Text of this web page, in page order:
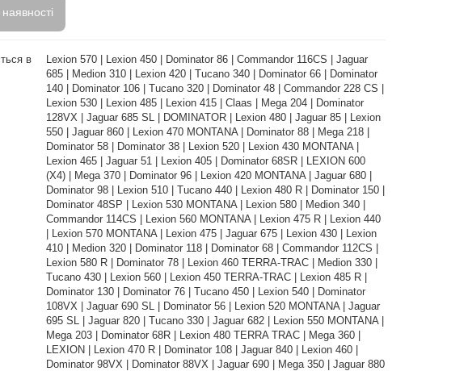
в
Lexion 570 | Lexion 450 | Dominator 86 | Commandor 116CS | Jaguar
685 | Medion 310 | Lexion 420 | Tucano 340 | Dominator 66 | Dominator
140 | Dominator 106 | Tucano 320 | Dominator 48 | Commandor 228 CS |
Lexion 530 | Lexion 485 | Lexion 415 | Claas | Mega 204 | Dominator
128VX | Jaguar 685 SL | DOMINATOR | Lexion 480 | Jaguar 85 | Lexion
550 | Jaguar 860 | Lexion 470 MONTANA | Dominator 88 | Mega 218 |
Dominator 58 | Dominator 38 | Lexion 520 | Lexion 430 MONTANA |
Lexion 465 | Jaguar 51 | Lexion 405 | Dominator 68SR | LEXION 600
(X4) | Mega 370 | Dominator 96 | Lexion 420 MONTANA | Jaguar 680 |
Dominator 98 | Lexion 510 | Tucano 440 | Lexion 480 R | Dominator 150 |
Dominator 48SP | Lexion 530 MONTANA | Lexion 580 | Medion 340 |
Commandor 114CS | Lexion 560 MONTANA | Lexion 475 R | Lexion 440
| Lexion 570 MONTANA | Lexion 475 | Jaguar 675 | Lexion 430 | Lexion
410 | Medion 320 | Dominator 118 | Dominator 68 | Commandor 112CS |
Lexion 580 R | Dominator 78 | Lexion 460 TERRA-TRAC | Medion 330 |
Tucano 430 | Lexion 560 | Lexion 450 TERRA-TRAC | Lexion 485 R |
Dominator 130 | Dominator 76 | Tucano 450 | Lexion 540 | Dominator
108VX | Jaguar 690 SL | Dominator 56 | Lexion 520 MONTANA | Jaguar
695 SL | Jaguar 820 | Tucano 330 | Jaguar 682 | Lexion 550 MONTANA |
Mega 203 | Dominator 68R | Lexion 480 TERRA TRAC | Mega 360 |
LEXION | Lexion 470 R | Dominator 108 | Jaguar 840 | Lexion 460 |
Dominator 98VX | Dominator 88VX | Jaguar 690 | Mega 350 | Jaguar 880